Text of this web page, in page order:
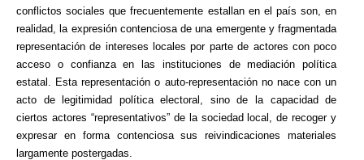
conflictos sociales que frecuentemente estallan en el país son, en
realidad, la expresión contenciosa de una emergente y fragmentada
representación de intereses locales por parte de actores con poco
acceso o confianza en las instituciones de mediación política
estatal. Esta representación o auto-representación no nace con un
acto de legitimidad política electoral, sino de la capacidad de
ciertos actores “representativos” de la sociedad local, de recoger y
expresar en forma contenciosa sus reivindicaciones materiales
largamente postergadas.